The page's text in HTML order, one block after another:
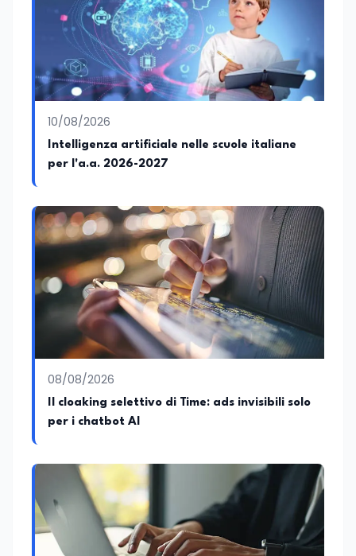
10/08/2026
Intelligenza artificiale nelle scuole italiane
per l'a.a. 2026-2027
08/08/2026
Il cloaking selettivo di Time: ads invisibili solo
per i chatbot AI